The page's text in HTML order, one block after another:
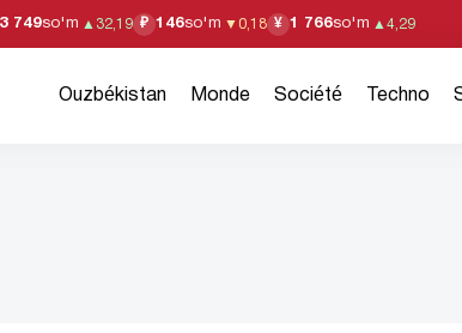
749so'm ▲ 32,19 ₽ 146so'm ▼ 0,18 ¥ 1 766so'm ▲ 4,29
Ouzbékistan Monde Société Techno